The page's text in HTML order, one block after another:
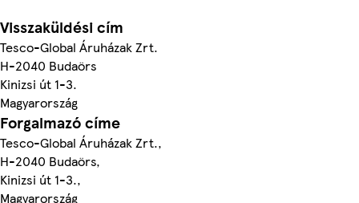
Visszaküldési cím
Tesco-Global Áruházak Zrt.
H-2040 Budaörs
Kinizsi út 1-3.
Magyarország
Forgalmazó címe
Tesco-Global Áruházak Zrt.,
H-2040 Budaörs,
Kinizsi út 1-3.,
Magyarország